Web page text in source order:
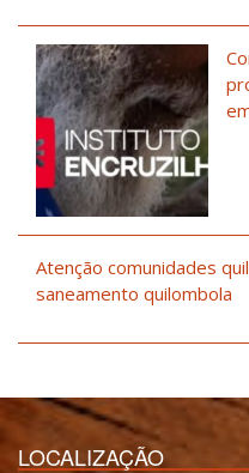
Atenção comunidades
saneamento quilombola
LOCALIZAÇÃO